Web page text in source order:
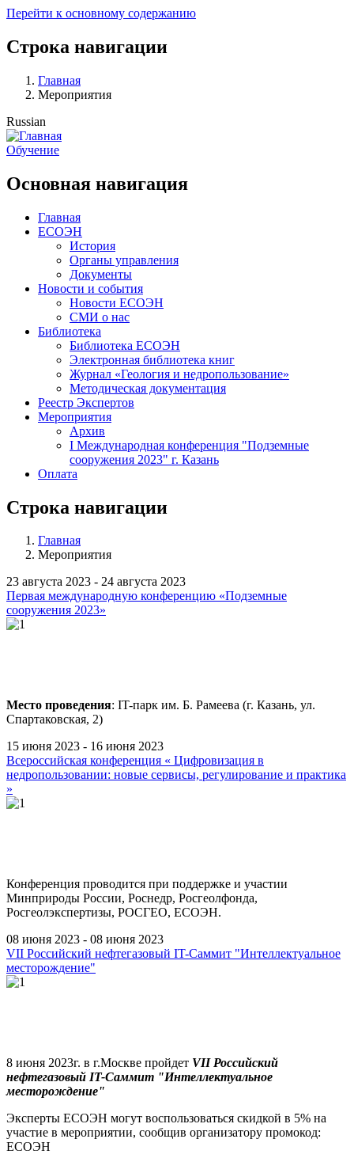
Перейти к основному содержанию
Строка навигации
Главная
Мероприятия
Russian
Обучение
Основная навигация
Главная
ЕСОЭН
История
Органы управления
Документы
Новости и события
Новости ЕСОЭН
СМИ о нас
Библиотека
Библиотека ЕСОЭН
Электронная библиотека книг
Журнал «Геология и недропользование»
Методическая документация
Реестр Экспертов
Мероприятия
Архив
I Международная конференция "Подземные
сооружения 2023" г. Казань
Оплата
Строка навигации
Главная
Мероприятия
23 августа 2023 - 24 августа 2023
Первая международную конференцию «Подземные
сооружения 2023»
Место проведения: IT-парк им. Б. Рамеева (г. Казань, ул.
Спартаковская, 2)
15 июня 2023 - 16 июня 2023
Всероссийская конференция « Цифровизация в
недропользовании: новые сервисы, регулирование и практика
»
Конференция проводится при поддержке и участии
Минприроды России, Роснедр, Росгеолфонда,
Росгеолэкспертизы, РОСГЕО, ЕСОЭН.
08 июня 2023 - 08 июня 2023
VII Российский нефтегазовый IT-Саммит "Интеллектуальное
месторождение"
8 июня 2023г. в г.Москве пройдет VII Российский
нефтегазовый IT-Саммит "Интеллектуальное
месторождение"
Эксперты ЕСОЭН могут воспользоваться скидкой в 5% на
участие в мероприятии, сообщив организатору промокод:
ЕСОЭН